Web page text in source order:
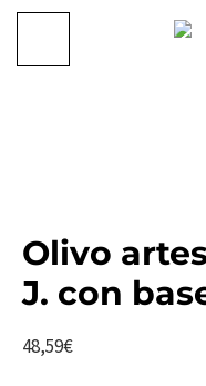
Olivo
J. con
48,59€